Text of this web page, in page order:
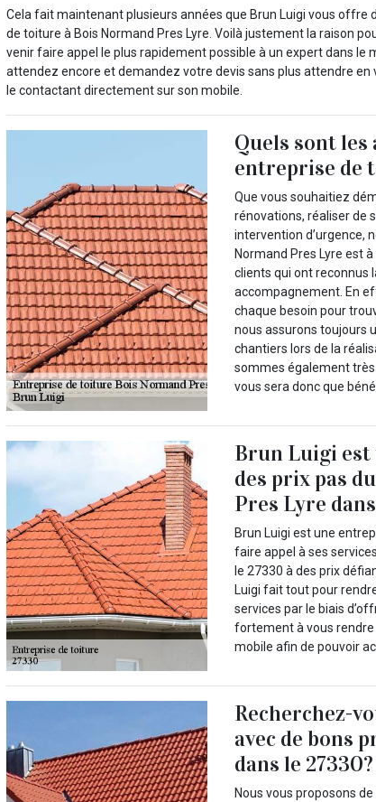
Cela fait maintenant plusieurs années que Brun Luigi vous offre
de toiture à Bois Normand Pres Lyre. Voilà justement la raison
venir faire appel le plus rapidement possible à un expert dans le
attendez encore et demandez votre devis sans plus attendre en
le contactant directement sur son mobile.
Quels sont les
entreprise de
Que vous souhaitiez
rénovations, réaliser de
intervention d’urgence,
Normand Pres Lyre est
clients qui ont reconnus
accompagnement. En
chaque besoin pour
nous assurons toujours
chantiers lors de la
sommes également
vous sera donc que
Brun Luigi est
des prix pas
Pres Lyre
Brun Luigi est une
faire appel à ses
le 27330 à des prix
Luigi fait tout pour
services par le biais
fortement à vous
mobile afin de pouvoir
Recherchez-
avec de bons
dans le
Nous vous proposons